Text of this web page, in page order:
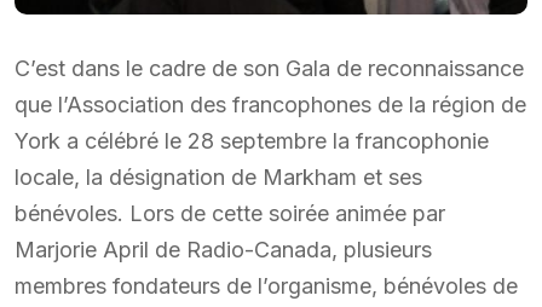
C’est dans le cadre de son Gala de reconnaissance
que l’Association des francophones de la région de
York a célébré le 28 septembre la francophonie
locale, la désignation de Markham et ses
bénévoles. Lors de cette soirée animée par
Marjorie April de Radio-Canada, plusieurs
membres fondateurs de l’organisme, bénévoles de